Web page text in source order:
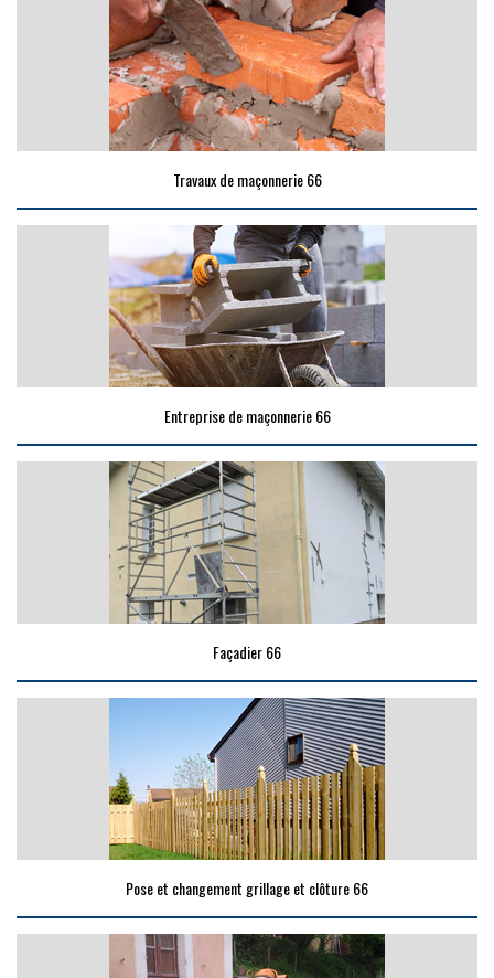
Travaux de maçonnerie 66
Entreprise de maçonnerie 66
Façadier 66
Pose et changement grillage et clôture 66